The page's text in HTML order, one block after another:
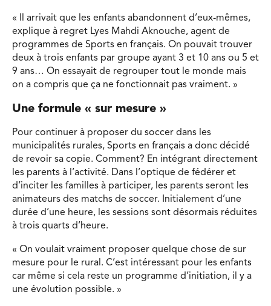
« Il arrivait que les enfants abandonnent d’eux-mêmes,
explique à regret Lyes Mahdi Aknouche, agent de
programmes de Sports en français. On pouvait trouver
deux à trois enfants par groupe ayant 3 et 10 ans ou 5 et
9 ans… On essayait de regrouper tout le monde mais
on a compris que ça ne fonctionnait pas vraiment. »
Une formule « sur mesure »
Pour continuer à proposer du soccer dans les
municipalités rurales, Sports en français a donc décidé
de revoir sa copie. Comment? En intégrant directement
les parents à l’activité. Dans l’optique de fédérer et
d’inciter les familles à participer, les parents seront les
animateurs des matchs de soccer. Initialement d’une
durée d’une heure, les sessions sont désormais réduites
à trois quarts d’heure.
« On voulait vraiment proposer quelque chose de sur
mesure pour le rural. C’est intéressant pour les enfants
car même si cela reste un programme d’initiation, il y a
une évolution possible. »